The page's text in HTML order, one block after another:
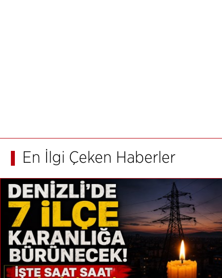
En İlgi Çeken Haberler